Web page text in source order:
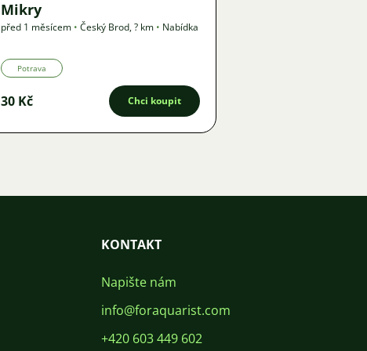
Mikry
před 1 měsícem • Český Brod,? km • Nabídka
Potrava
30 Kč Chci koupit
KONTAKT
Napište nám
info@foraquarist.com
+420 603 449 602